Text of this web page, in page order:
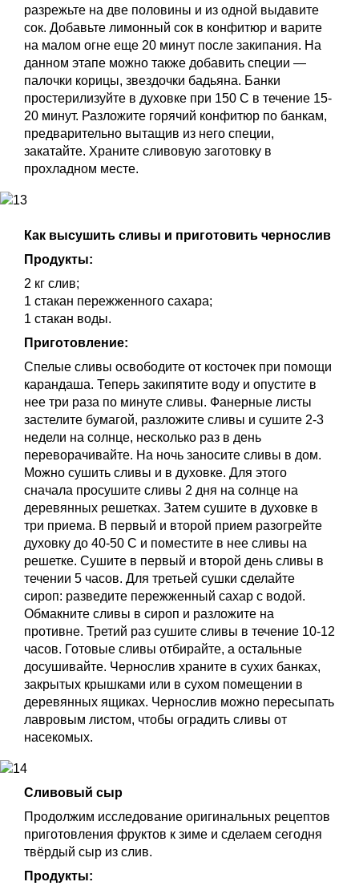
разрежьте на две половины и из одной выдавите
сок. Добавьте лимонный сок в конфитюр и варите
на малом огне еще 20 минут после закипания. На
данном этапе можно также добавить специи —
палочки корицы, звездочки бадьяна. Банки
простерилизуйте в духовке при 150 С в течение 15-
20 минут. Разложите горячий конфитюр по банкам,
предварительно вытащив из него специи,
закатайте. Храните сливовую заготовку в
прохладном месте.
Как высушить сливы и приготовить чернослив
Продукты:
2 кг слив;
1 стакан пережженного сахара;
1 стакан воды.
Приготовление:
Спелые сливы освободите от косточек при помощи
карандаша. Теперь закипятите воду и опустите в
нее три раза по минуте сливы. Фанерные листы
застелите бумагой, разложите сливы и сушите 2-3
недели на солнце, несколько раз в день
переворачивайте. На ночь заносите сливы в дом.
Можно сушить сливы и в духовке. Для этого
сначала просушите сливы 2 дня на солнце на
деревянных решетках. Затем сушите в духовке в
три приема. В первый и второй прием разогрейте
духовку до 40-50 С и поместите в нее сливы на
решетке. Сушите в первый и второй день сливы в
течении 5 часов. Для третьей сушки сделайте
сироп: разведите пережженный сахар с водой.
Обмакните сливы в сироп и разложите на
противне. Третий раз сушите сливы в течение 10-12
часов. Готовые сливы отбирайте, а остальные
досушивайте. Чернослив храните в сухих банках,
закрытых крышками или в сухом помещении в
деревянных ящиках. Чернослив можно пересыпать
лавровым листом, чтобы оградить сливы от
насекомых.
Сливовый сыр
Продолжим исследование оригинальных рецептов
приготовления фруктов к зиме и сделаем сегодня
твёрдый сыр из слив.
Продукты: